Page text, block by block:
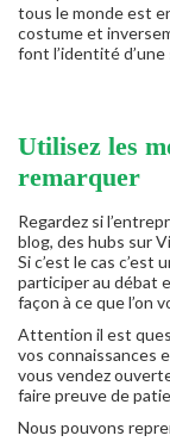
tous le monde est
costume et
font l’identité
Utilisez les
remarquer
Regardez si
blog, des hubs sur
Si c’est le cas
participer au débat
façon à ce que l’on
Attention il est
vos connaissances
vous vendez
faire preuve de
Nous pouvons